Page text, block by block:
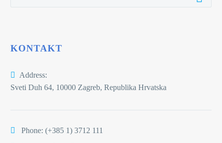
KONTAKT
Address:
Sveti Duh 64, 10000 Zagreb, Republika Hrvatska
Phone: (+385 1) 3712 111